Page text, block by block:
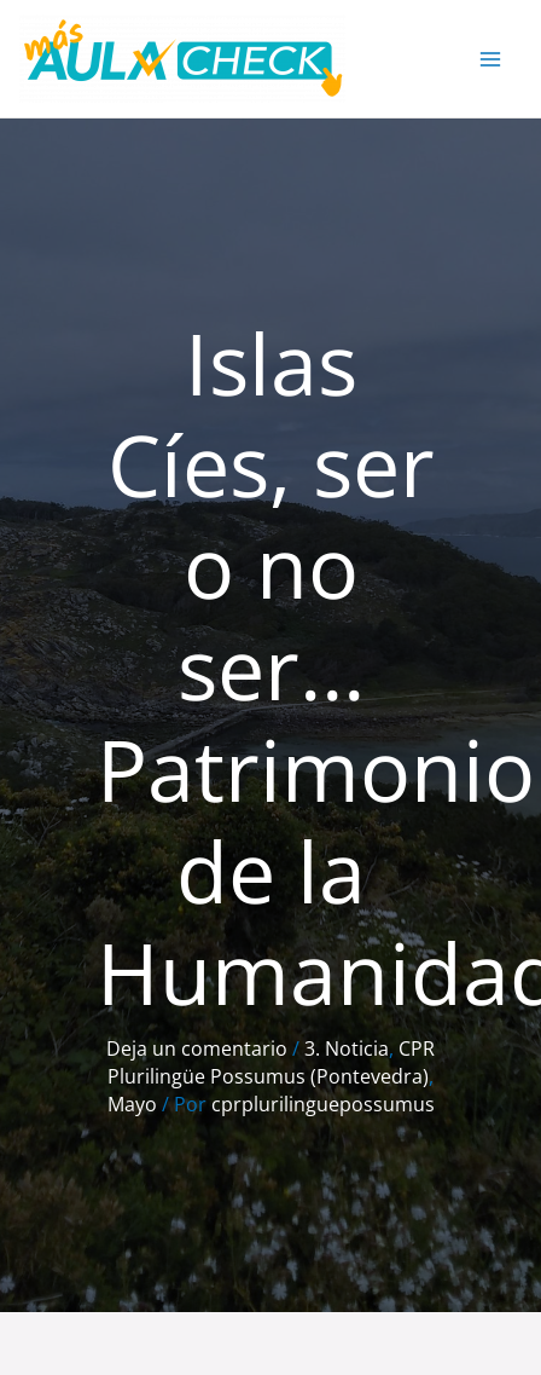
contenido
Islas
Cíes, ser
o no
ser…
Patrimonio
de la
Deja un comentario /3. Noticia, CPR
Plurilingüe Possumus (Pontevedra),
Mayo / Porcprplurilinguepossumus